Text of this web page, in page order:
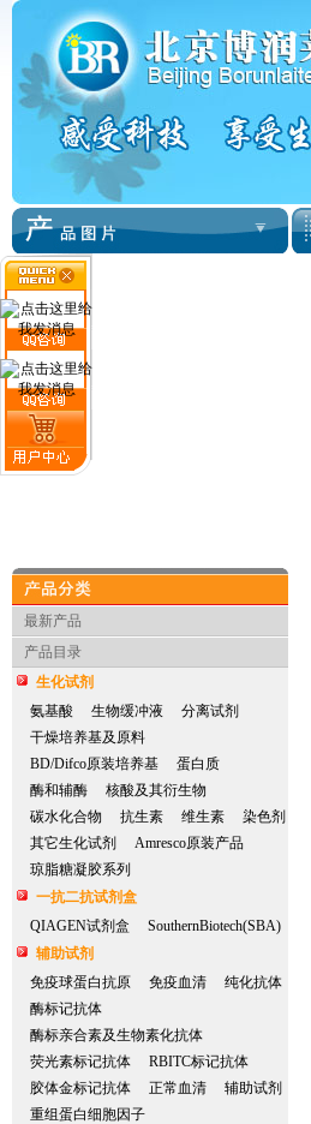
产品分类
最新产品
产品目录
生化试剂
氨基酸
生物缓冲液
分离试剂
干燥培养基及原料
BD/Difco原装培养基
蛋白质
酶和辅酶
核酸及其衍生物
碳水化合物
抗生素 维生素
染色剂
其它生化试剂
Amresco原装产品
琼脂糖凝胶系列
一抗二抗试剂盒
QIAGEN试剂盒
SouthernBiotech(SBA)
辅助试剂
免疫球蛋白抗原
免疫血清
纯化抗体
酶标记抗体
酶标亲合素及生物素化抗体
荧光素标记抗体
RBITC标记抗体
胶体金标记抗体
正常血清
辅助试剂
重组蛋白细胞因子